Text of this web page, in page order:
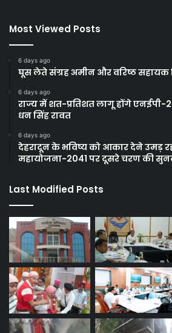
Most Viewed Posts
6 days ago
घूस लेते संग्रह अमीन और वरिष्ठ सहायक
6 days ago
राज्य में शत-प्रतिशत लागू होंगे एनईपी-
धन सिंह रावत
6 days ago
देहरादून के भविष्य को आकार देने उमड़
महायोजना-2041 पर दूसरे चरण की
Last Modified Posts